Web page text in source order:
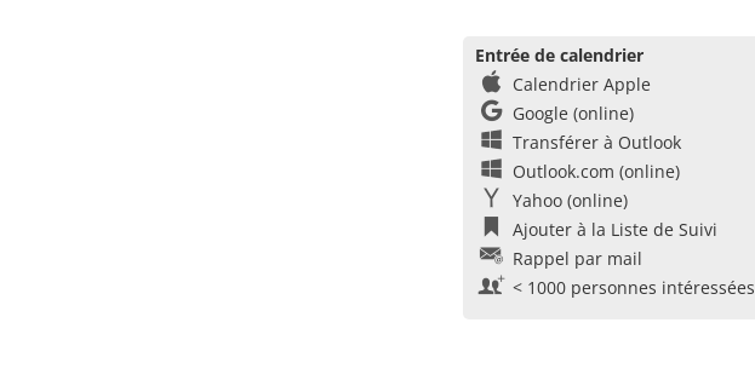
Entrée de calendrier
Calendrier Apple
Google (online)
Transférer à Outlook
Outlook.com (online)
Yahoo (online)
Ajouter à la Liste de Suivi
Rappel par mail
< 1000 personnes intéressées